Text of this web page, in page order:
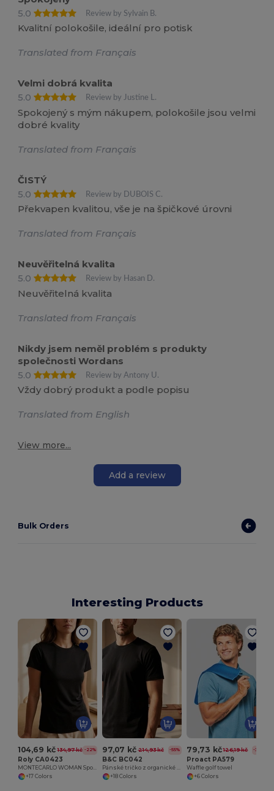
5.0
Review by Sylvain B.
Kvalitní polokošile, ideální pro potisk
Translated from Français
Velmi dobrá kvalita
5.0
Review by Justine L.
Spokojený s mým nákupem, polokošile jsou velmi
dobré kvality
Translated from Français
ČISTÝ
5.0
Review by DUBOIS C.
Překvapen kvalitou, vše je na špičkové úrovni
Translated from Français
Neuvěřitelná kvalita
5.0
Review by Hasan D.
Neuvěřitelná kvalita
Translated from Français
Nikdy jsem neměl problém s produkty
společnosti Wordans
5.0
Review by Antony U.
Vždy dobrý produkt a podle popisu
Translated from English
View more...
Add a review
Bulk Orders
Interesting Products
104,69 kč 134,97 kč -22%
Roly CA0423
+17 Colors
97,07 kč 214,93 kč -55%
B&C BC042
+18 Colors
79,73 kč 126,19 kč -37%
Proact PA579
Waffle golf towel
+6 Colors